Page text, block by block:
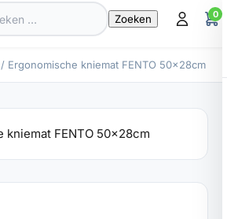
0
/ Ergonomische kniemat FENTO 50x28cm